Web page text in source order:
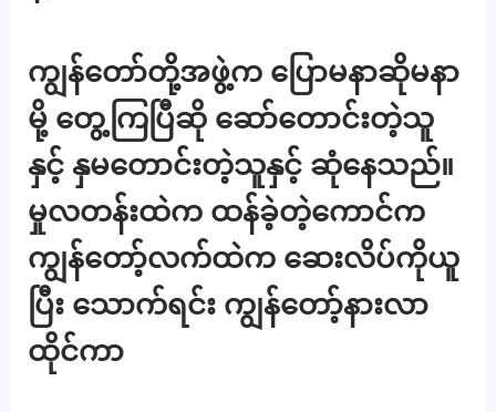
ကျွန်တော်တို့အဖွဲ့က ပြောမနာဆိုမနာ
မို့ တွေ့ကြပြီဆို ဆော်တောင်းတဲ့သူ
နှင့် နှမတောင်းတဲ့သူနှင့် ဆုံနေသည်။
မှုလတန်းထဲက ထန်ခဲ့တဲ့ကောင်က
ကျွန်တော့်လက်ထဲက ဆေးလိပ်ကိုယူ
ပြီး သောက်ရင်း ကျွန်တော့်နားလာ
ထိုင်ကာ